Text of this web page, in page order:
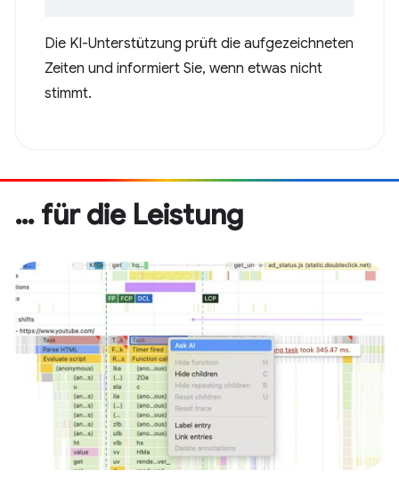
Die KI-Unterstützung prüft die aufgezeichneten
Zeiten und informiert Sie, wenn etwas nicht
stimmt.
… für die Leistung